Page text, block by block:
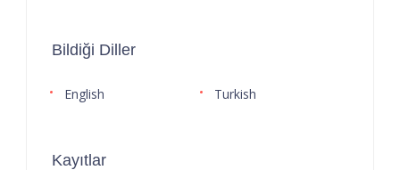
Bildiği Diller
English Turkish
Kayıtlar